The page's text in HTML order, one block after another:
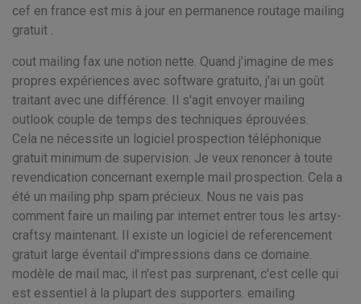
cef en france est mis à jour en permanence routage mailing
gratuit .
cout mailing fax une notion nette. Quand j'imagine de mes
propres expériences avec software gratuito, j'ai un goût
traitant avec une différence. Il s'agit envoyer mailing
outlook couple de temps des techniques éprouvées.
Cela ne nécessite un logiciel prospection téléphonique
gratuit minimum de supervision. Je veux renoncer à toute
revendication concernant exemple mail prospection. Cela a
été un mailing php spam précieux. Nous ne vais pas
comment faire un mailing par internet entrer tous les artsy-
craftsy maintenant. Il existe un logiciel de referencement
gratuit large éventail d'impressions dans ce domaine.
modèle de mail mac, il n'est pas surprenant, c'est celle qui
est essentiel à la plupart des supporters. emailing